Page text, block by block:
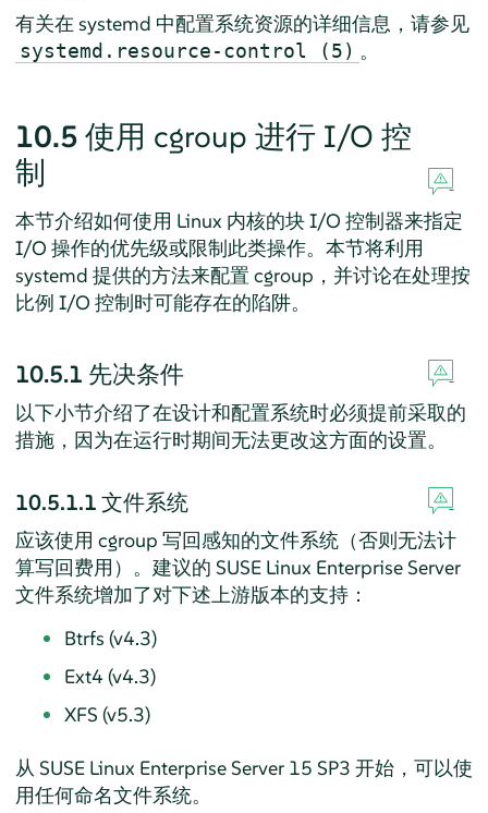
有关在 systemd 中配置系统资源的详细信息，请参见
systemd.resource-control (5) 。
10.5 使用 cgroup 进行 I/O 控
制
本节介绍如何使用 Linux 内核的块 I/O 控制器来指定
I/O 操作的优先级或限制此类操作。本节将利用
systemd 提供的方法来配置 cgroup，并讨论在处理按
比例 I/O 控制时可能存在的陷阱。
10.5.1 先决条件
以下小节介绍了在设计和配置系统时必须提前采取的
措施，因为在运行时期间无法更改这方面的设置。
10.5.1.1文件系统
应该使用 cgroup 写回感知的文件系统（否则无法计
算写回费用）。建议的 SUSE Linux Enterprise Server
文件系统增加了对下述上游版本的支持：
Btrfs (v4.3)
Ext4 (v4.3)
XFS (v5.3)
从 SUSE Linux Enterprise Server15 SP3 开始，可以使
用任何命名文件系统。